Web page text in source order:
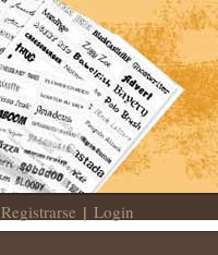
Registrarse | Login